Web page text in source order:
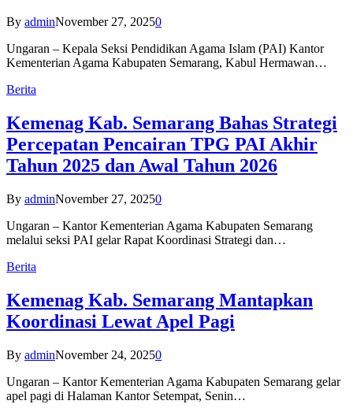
By adminNovember 27, 20250
Ungaran – Kepala Seksi Pendidikan Agama Islam (PAI) Kantor
Kementerian Agama Kabupaten Semarang, Kabul Hermawan…
Berita
Kemenag Kab. Semarang Bahas Strategi
Percepatan Pencairan TPG PAI Akhir
Tahun 2025 dan Awal Tahun 2026
By adminNovember 27, 20250
Ungaran – Kantor Kementerian Agama Kabupaten Semarang
melalui seksi PAI gelar Rapat Koordinasi Strategi dan…
Berita
Kemenag Kab. Semarang Mantapkan
Koordinasi Lewat Apel Pagi
By adminNovember 24, 20250
Ungaran – Kantor Kementerian Agama Kabupaten Semarang gelar
apel pagi di Halaman Kantor Setempat, Senin…